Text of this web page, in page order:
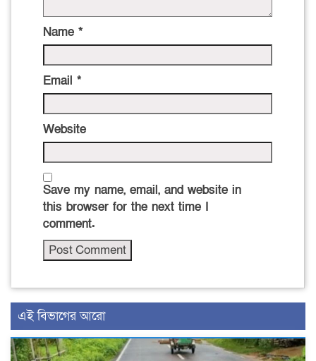
Name *
Email *
Website
Save my name, email, and website in
this browser for the next time I
comment.
এই বিভাগের আরো